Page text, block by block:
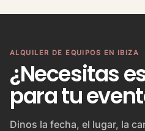
ALQUILER DE EQUIPOS EN IBIZA
¿Necesitas
para tu
Dinos la fecha, el lugar, la